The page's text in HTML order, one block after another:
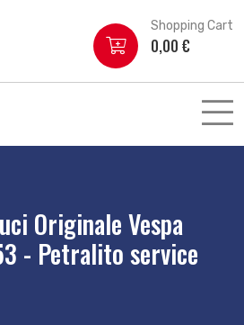
Shopping Cart
0,00 €
Originale Vespa
- Petralito service